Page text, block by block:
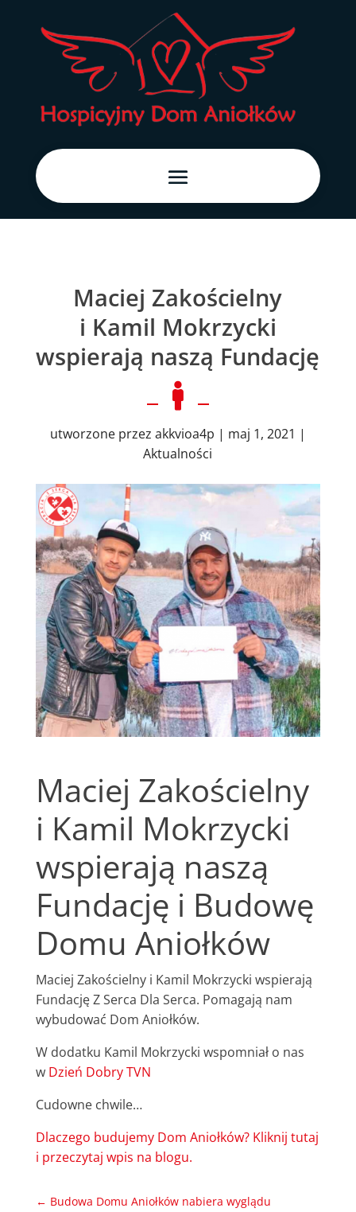
Maciej Zakościelny
i Kamil Mokrzycki
wspierają naszą Fundację

utworzone przez akkvioa4p | maj 1, 2021 |
Aktualności
Maciej Zakościelny
i Kamil Mokrzycki
wspierają naszą
Fundację i Budowę
Domu Aniołków
Maciej Zakościelny i Kamil Mokrzycki wspierają
Fundację Z Serca Dla Serca. Pomagają nam
wybudować Dom Aniołków.
W dodatku Kamil Mokrzycki wspomniał o nas
w Dzień Dobry TVN
Cudowne chwile…
Dlaczego budujemy Dom Aniołków? Kliknij tutaj
i przeczytaj wpis na blogu.
← Budowa Domu Aniołków nabiera wyglądu